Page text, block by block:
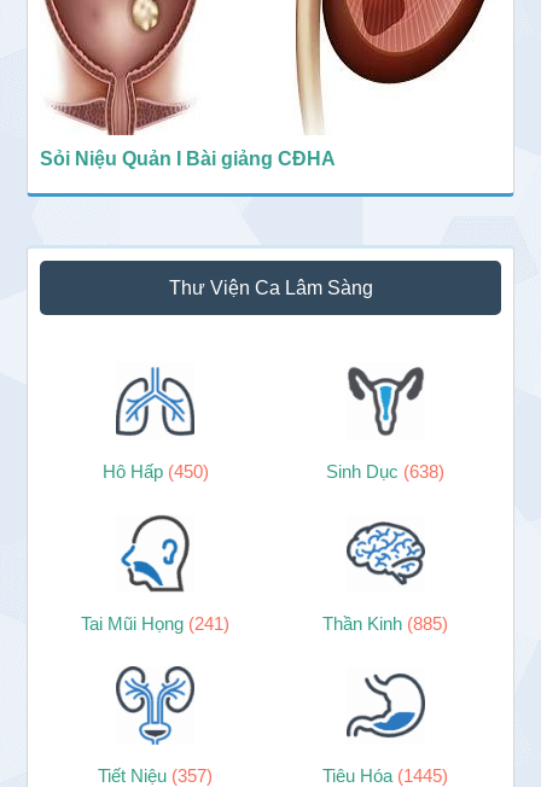
Sỏi Niệu Quản I Bài giảng CĐHA
Thư Viện Ca Lâm Sàng
Hô Hấp (450) Sinh Dục (638)
Tai Mũi Họng (241) Thần Kinh (885)
Tiết Niệu (357) Tiêu Hóa (1445)